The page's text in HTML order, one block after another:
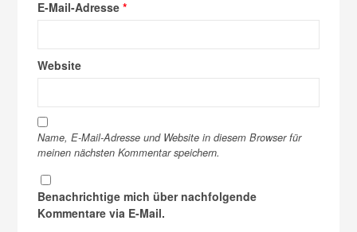
E-Mail-Adresse*
Website
Name, E-Mail-Adresse und Website in diesem Browser für
meinen nächsten Kommentar speichern.
Benachrichtige mich über nachfolgende
Kommentare via E-Mail.